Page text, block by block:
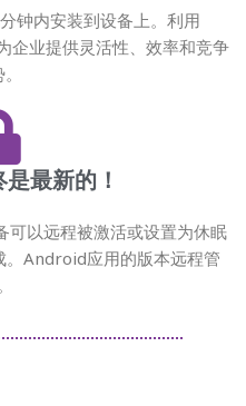
钟内安装到设备上。利用
企业提供灵活性、效率和竞争
最新的！
以远程被激活或设置为休眠
。Android应用的版本远程管